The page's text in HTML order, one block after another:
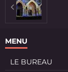
MENU
LE BUREAU